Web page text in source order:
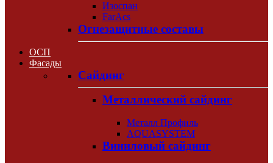
Изоспан
FarAcs
Огнезащитные составы
ОСП
Фасады
Сайдинг
Металлический сайдинг
Металл Профиль
AQUASYSTEM
Виниловый сайдинг